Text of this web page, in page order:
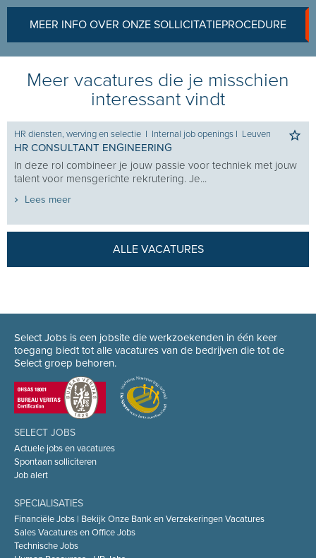
MEER INFO OVER ONZE SOLLICITATIEPROCEDURE
Meer vacatures die je misschien
interessant vindt
HR diensten, werving en selectie I Internal job openings I Leuven
HR CONSULTANT ENGINEERING
In deze rol combineer je jouw passie voor techniek met jouw
talent voor mensgerichte rekrutering. Je...
Lees meer
ALLE VACATURES
Select Jobs is een jobsite die werkzoekenden in één keer
toegang biedt tot alle vacatures van de bedrijven die tot de
Select groep behoren.
SELECT JOBS
Actuele jobs en vacatures
Spontaan solliciteren
Job alert
SPECIALISATIES
Financiële Jobs | Bekijk Onze Bank en Verzekeringen Vacatures
Sales Vacatures en Office Jobs
Technische Jobs